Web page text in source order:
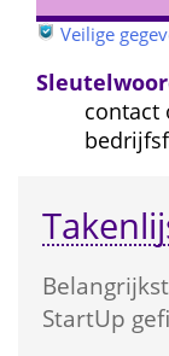
Veilige
contact
StartUp